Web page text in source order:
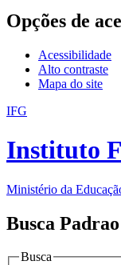
Opções de
Acessibilidade
Alto contraste
Mapa do site
IFG
Instituto
Ministério da
Busca Padrao
Busca